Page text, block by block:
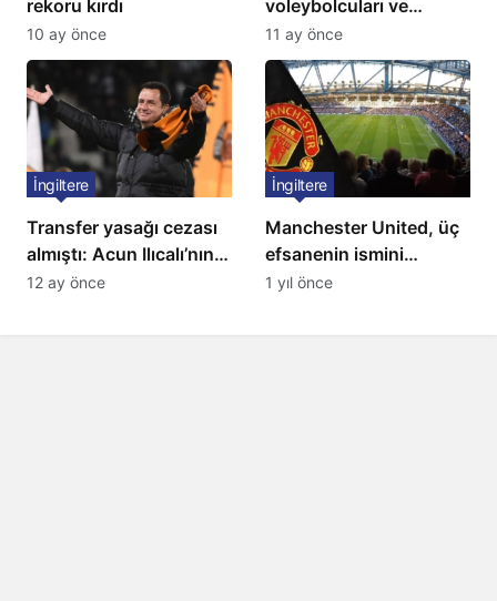
rekoru kırdı
10 ay önce
voleybolcuları ve
servetleri açıklandı:
Listede 2 Türk yıldız
bulunuyor
11 ay önce
Transfer yasağı cezası
almıştı: Acun Ilıcalı’nın
ekibi Hull City’ye kötü
İngiltere
12 ay önce
Manchester United, üç
efsanenin ismini
yasakladı
İngiltere
1 yıl önce